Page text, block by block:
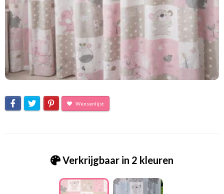
Wensenlijst
Verkrijgbaar in 2 kleuren